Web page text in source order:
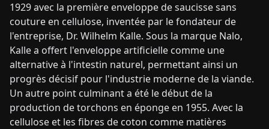
1929 avec la première enveloppe de saucisse sans
couture en cellulose, inventée par le fondateur de
l'entreprise, Dr. Wilhelm Kalle. Sous la marque Nalo,
Kalle a offert l'enveloppe artificielle comme une
alternative à l'intestin naturel, permettant ainsi un
progrès décisif pour l'industrie moderne de la viande.
Un autre point culminant a été le début de la
production de torchons en éponge en 1955. Avec la
cellulose et les fibres de coton comme matières